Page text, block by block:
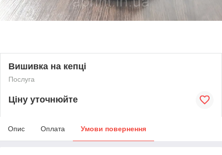
Вишивка на кепці
Послуга
Ціну уточнюйте
Опис Оплата Умови повернення